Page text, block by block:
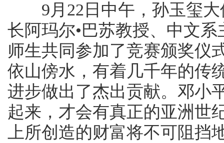
9月22日中午，孙玉玺大
长阿玛尔•巴苏教授、中文
师生共同参加了竞赛颁奖仪
依山傍水，有着几千年的传
进步做出了杰出贡献。邓小
起来，才会有真正的亚洲世
上所创造的财富将不可阻